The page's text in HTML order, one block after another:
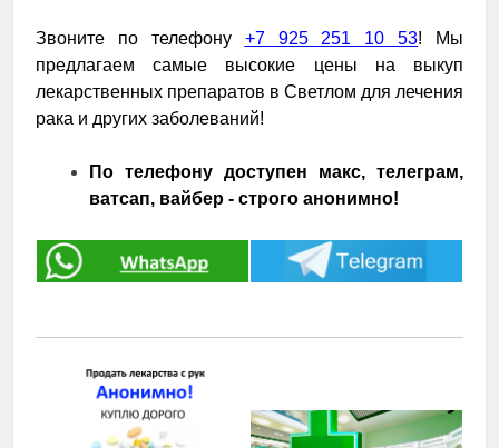
Звоните по телефону +7 925 251 10 53! Мы
предлагаем самые высокие цены на выкуп
лекарственных препаратов в Светлом для лечения
рака и других заболеваний!
По телефону доступен макс, телеграм,
ватсап, вайбер - строго анонимно!